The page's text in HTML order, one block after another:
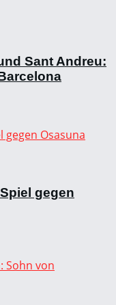
Sant Andreu:
gegen